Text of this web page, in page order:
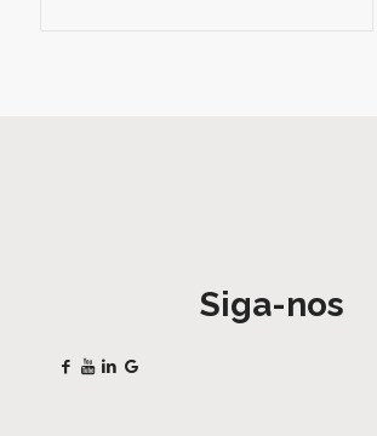
Siga-nos